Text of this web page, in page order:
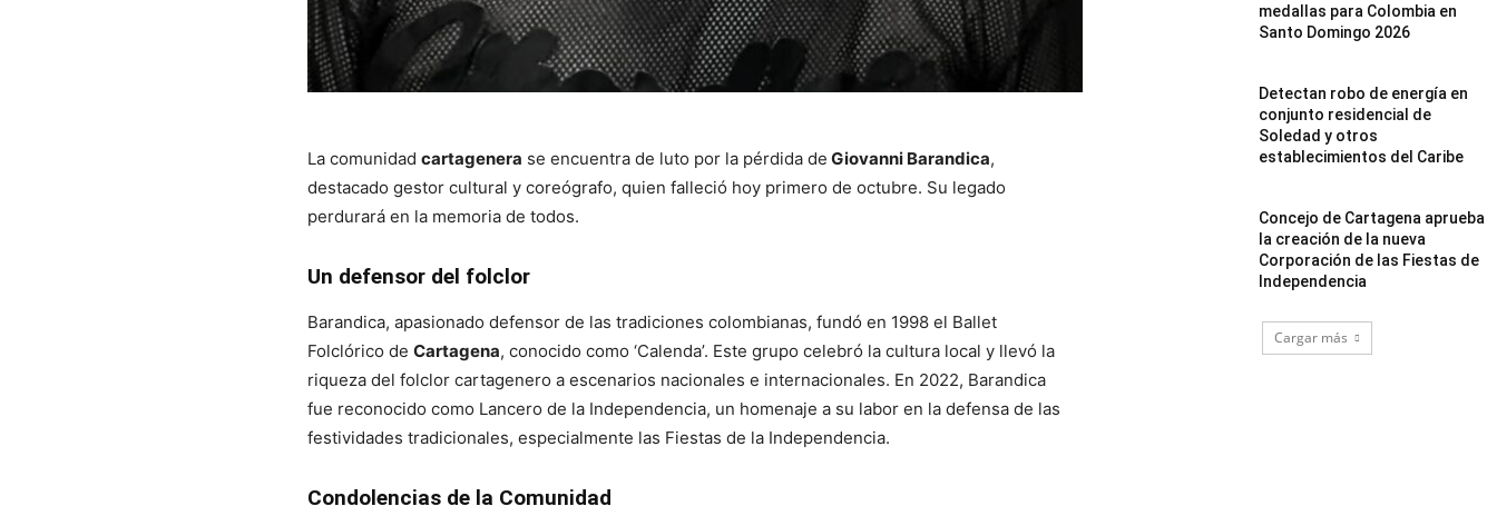
La comunidad cartagenera se encuentra de luto por la pérdida de Giovanni Barandica,
destacado gestor cultural y coreógrafo, quien falleció hoy primero de octubre. Su legado
perdurará en la memoria de todos.
Un defensor del folclor
Barandica, apasionado defensor de las tradiciones colombianas, fundó en 1998 el Ballet
Folclórico de Cartagena, conocido como ‘Calenda’. Este grupo celebró la cultura local y llevó la
riqueza del folclor cartagenero a escenarios nacionales e internacionales. En 2022, Barandica
fue reconocido como Lancero de la Independencia, un homenaje a su labor en la defensa de las
festividades tradicionales, especialmente las Fiestas de la Independencia.
Condolencias de la Comunidad
medallas para Colombia en
Santo Domingo 2026
Detectan robo de energía en
conjunto residencial de
Soledad y otros
establecimientos del Caribe
Concejo de Cartagena aprueba
la creación de la nueva
Corporación de las Fiestas de
Independencia
Cargar más